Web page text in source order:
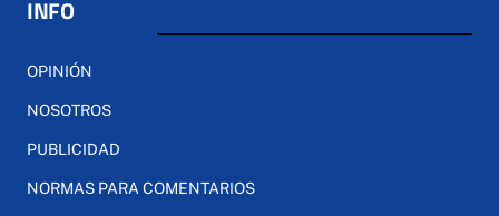
INFO
OPINIÓN
NOSOTROS
PUBLICIDAD
NORMAS PARA COMENTARIOS